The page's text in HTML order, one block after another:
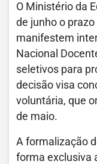
O Ministério da
de junho o
manifestem
Nacional
seletivos para
decisão visa
voluntária, que
de maio.
A formalização
forma exclusiva